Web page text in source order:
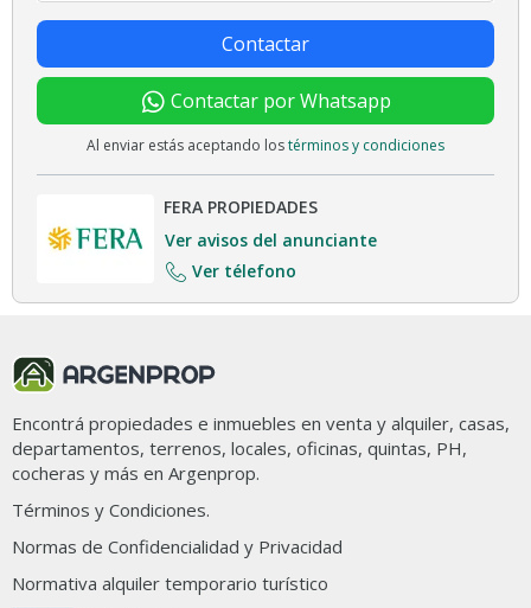
Contactar
Contactar por Whatsapp
Al enviar estás aceptando lostérminos y condiciones
FERA PROPIEDADES
Ver avisos del anunciante
Ver télefono
Encontrá propiedades e inmuebles en venta y alquiler, casas,
departamentos, terrenos, locales, oficinas, quintas, PH,
cocheras y más en Argenprop.
Términos y Condiciones.
Normas de Confidencialidad y Privacidad
Normativa alquiler temporario turístico